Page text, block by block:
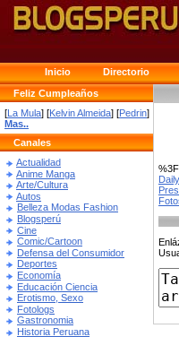
Inicio Directorio
Feliz Cumpleaños
[La Mula] [Kelvin Almeida] [Pedrin]
Mas..
Canales
Actualidad
Anime Manga
Arte/Cultura
Autos
Belleza Modas Fashion
Blogsperú
Cine
Comic/Cartoon
Defensa del Consumidor
Deportes
Economía
Educación Ciencia
Erotismo, Sexo
Fotologs
Gastronomia
Historia Peruana